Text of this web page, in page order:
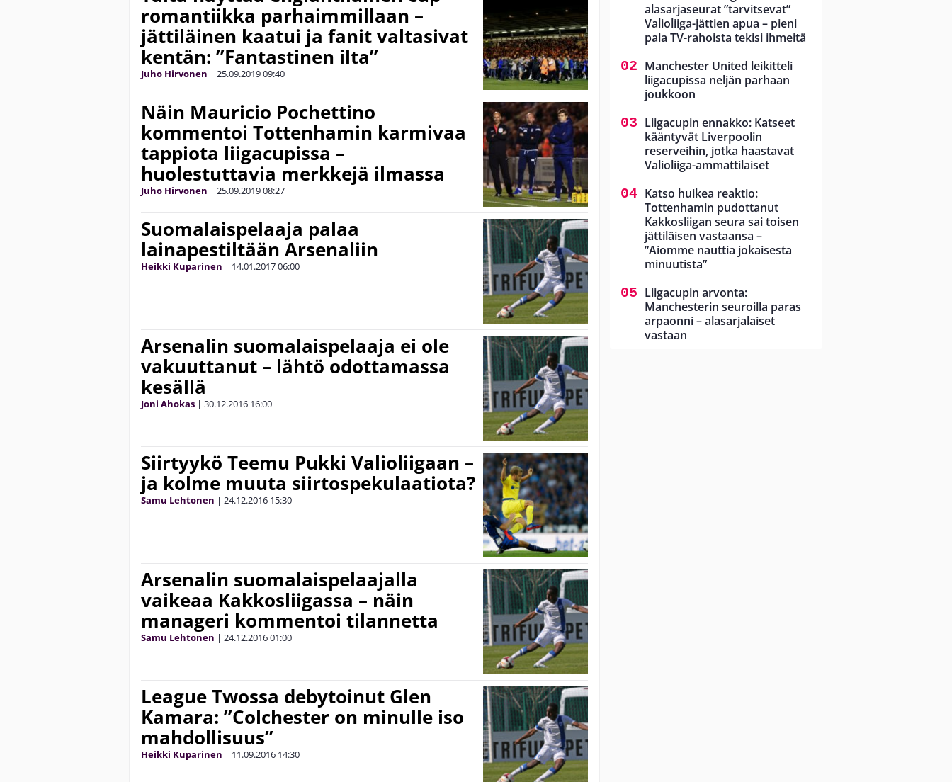
romantiikka parhaimmillaan –
jättiläinen kaatui ja fanit valtasivat
kentän: ”Fantastinen ilta”
Juho Hirvonen | 25.09.201909:40
Näin Mauricio Pochettino
kommentoi Tottenhamin karmivaa
tappiota liigacupissa –
huolestuttavia merkkejä ilmassa
Juho Hirvonen | 25.09.201908:27
Suomalaispelaaja palaa
lainapestiltään Arsenaliin
Heikki Kuparinen | 14.01.201706:00
Arsenalin suomalaispelaaja ei ole
vakuuttanut – lähtö odottamassa
kesällä
Joni Ahokas | 30.12.2016 16:00
Siirtyykö Teemu Pukki Valioliigaan –
ja kolme muuta siirtospekulaatiota?
Samu Lehtonen | 24.12.2016 15:30
Arsenalin suomalaispelaajalla
vaikeaa Kakkosliigassa – näin
manageri kommentoi tilannetta
Samu Lehtonen | 24.12.201601:00
League Twossa debytoinut Glen
Kamara: ”Colchester on minulle iso
mahdollisuus”
Heikki Kuparinen | 11.09.2016 14:30
alasarjaseurat ”tarvitsevat”
Valioliiga-jättien apua – pieni
pala TV-rahoista tekisi ihmeitä
Manchester United leikitteli
liigacupissa neljän parhaan
joukkoon
Liigacupin ennakko: Katseet
kääntyvät Liverpoolin
reserveihin, jotka haastavat
Valioliiga-ammattilaiset
Katso huikea reaktio:
Tottenhamin pudottanut
Kakkosliigan seura sai toisen
jättiläisen vastaansa –
”Aiomme nauttia jokaisesta
minuutista”
Liigacupin arvonta:
Manchesterin seuroilla paras
arpaonni – alasarjalaiset
vastaan